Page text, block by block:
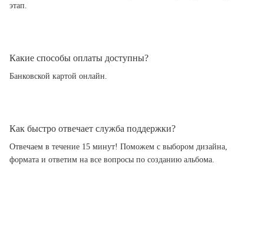
этап.
Какие способы оплаты доступны?
Банковской картой онлайн.
Как быстро отвечает служба поддержки?
Отвечаем в течение 15 минут! Поможем с выбором дизайна,
формата и ответим на все вопросы по созданию альбома.